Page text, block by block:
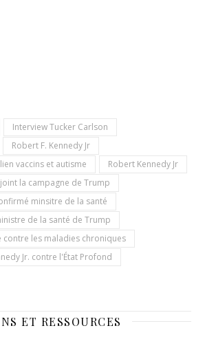
Interview Tucker Carlson
Robert F. Kennedy Jr
vaccins et autisme
Robert Kennedy Jr
la campagne de Trump
minsitre de la santé
de la santé de Trump
contre les maladies chroniques
Jr. contre l'État Profond
ET RESSOURCES